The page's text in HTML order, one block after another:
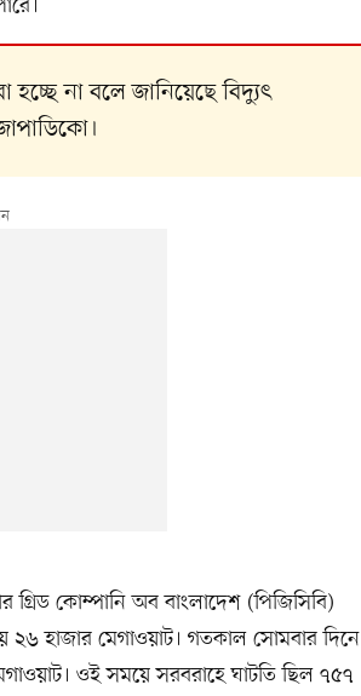
না বলে জানিয়েছে বিদ্যুৎ
গ্রিড কোম্পানি অব বাংলাদেশ (পিজিসিবি)
২৬ হাজার মেগাওয়াট। গতকাল সোমবার দিনে
ওই সময়ে সরবরাহে ঘাটতি ছিল ৭৫৭